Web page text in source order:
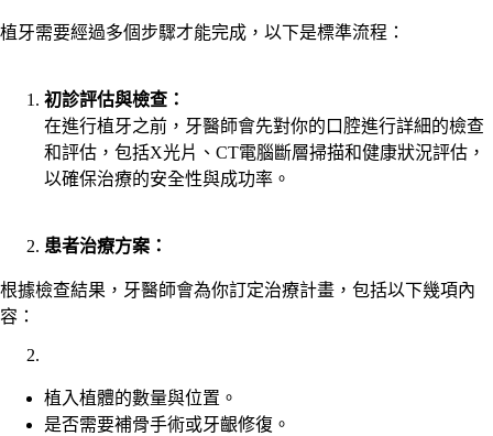
植牙需要經過多個步驟才能完成，以下是標準流程：
初診評估與檢查：
在進行植牙之前，牙醫師會先對你的口腔進行詳細的檢查
和評估，包括X光片、CT電腦斷層掃描和健康狀況評估，
以確保治療的安全性與成功率。
患者治療方案：
根據檢查結果，牙醫師會為你訂定治療計畫，包括以下幾項內
容：
植入植體的數量與位置。
是否需要補骨手術或牙齦修復。